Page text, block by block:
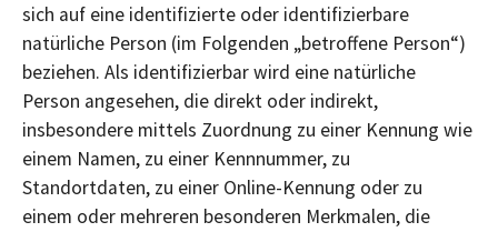
sich auf eine identifizierte oder identifizierbare
natürliche Person (im Folgenden „betroffene Person“)
beziehen. Als identifizierbar wird eine natürliche
Person angesehen, die direkt oder indirekt,
insbesondere mittels Zuordnung zu einer Kennung wie
einem Namen, zu einer Kennnummer, zu
Standortdaten, zu einer Online-Kennung oder zu
einem oder mehreren besonderen Merkmalen, die